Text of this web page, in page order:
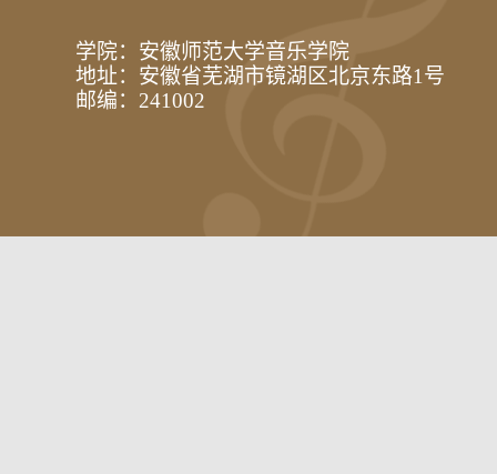
学院：安徽师范大学音乐学院
地址：安徽省芜湖市镜湖区北京东路1号
邮编：241002